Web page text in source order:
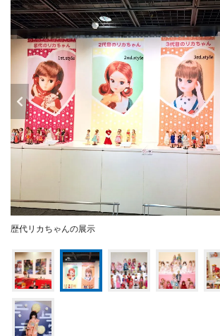
歴代リカちゃんの展示